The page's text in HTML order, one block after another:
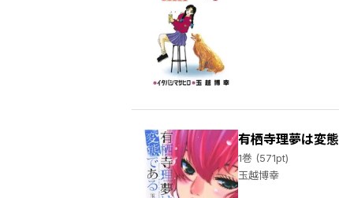
有栖寺理夢は変
1巻 (571pt)
玉越博幸